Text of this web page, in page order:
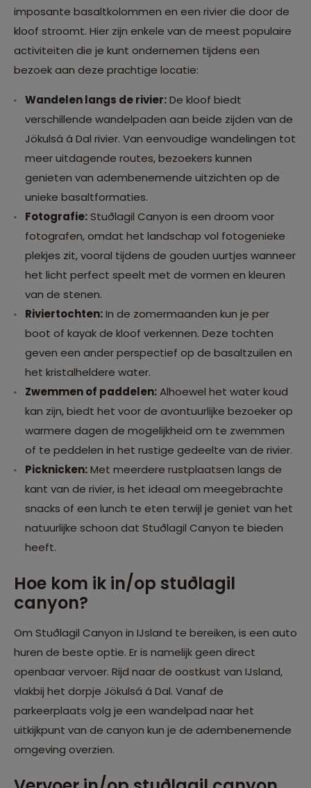
imposante basaltkolommen en een rivier die door de
kloof stroomt. Hier zijn enkele van de meest populaire
activiteiten die je kunt ondernemen tijdens een
bezoek aan deze prachtige locatie:
Wandelen langs de rivier:De kloof biedt
verschillende wandelpaden aan beide zijden van de
Jökulsá á Dal rivier. Van eenvoudige wandelingen tot
meer uitdagende routes, bezoekers kunnen
genieten van adembenemende uitzichten op de
unieke basaltformaties.
Fotografie:Stuðlagil Canyon is een droom voor
fotografen, omdat het landschap vol fotogenieke
plekjes zit, vooral tijdens de gouden uurtjes wanneer
het licht perfect speelt met de vormen en kleuren
van de stenen.
Riviertochten:In de zomermaanden kun je per
boot of kayak de kloof verkennen. Deze tochten
geven een ander perspectief op de basaltzuilen en
het kristalheldere water.
Zwemmen of paddelen:Alhoewel het water koud
kan zijn, biedt het voor de avontuurlijke bezoeker op
warmere dagen de mogelijkheid om te zwemmen
of te peddelen in het rustige gedeelte van de rivier.
Picknicken:Met meerdere rustplaatsen langs de
kant van de rivier, is het ideaal om meegebrachte
snacks of een lunch te eten terwijl je geniet van het
natuurlijke schoon dat Stuðlagil Canyon te bieden
heeft.
Hoe kom ik in/op stuðlagil
canyon?
Om Stuðlagil Canyon in IJsland te bereiken, is een auto
huren de beste optie. Er is namelijk geen direct
openbaar vervoer. Rijd naar de oostkust van IJsland,
vlakbij het dorpje Jökulsá á Dal. Vanaf de
parkeerplaats volg je een wandelpad naar het
uitkijkpunt van de canyon kun je de adembenemende
omgeving overzien.